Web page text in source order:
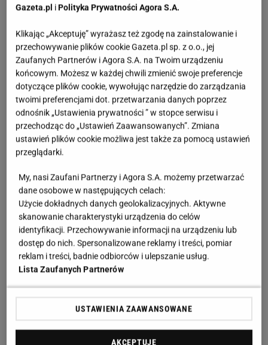
Gazeta.pl iPolityka Prywatności Agora S.A.
Klikając „Akceptuję” wyrażasz też zgodę na zainstalowanie i
przechowywanie plików cookie Gazeta.pl sp. z o.o., jej
Zaufanych Partnerów i Agora S.A. na Twoim urządzeniu
końcowym. Możesz w każdej chwili zmienić swoje preferencje
dotyczące plików cookie, wywołując narzędzie do zarządzania
twoimi preferencjami dot. przetwarzania danych poprzez
odnośnik „Ustawienia prywatności ” w stopce serwisu i
przechodząc do „Ustawień Zaawansowanych”. Zmiana
ustawień plików cookie możliwa jest także za pomocą ustawień
przeglądarki.
My, nasi Zaufani Partnerzy i Agora S.A. możemy przetwarzać
dane osobowe w następujących celach:
Użycie dokładnych danych geolokalizacyjnych. Aktywne
skanowanie charakterystyki urządzenia do celów
identyfikacji. Przechowywanie informacji na urządzeniu lub
dostęp do nich. Spersonalizowane reklamy i treści, pomiar
reklam i treści, badnie odbiorców i ulepszanie usług.
Lista Zaufanych Partnerów
USTAWIENIA ZAAWANSOWANE
AKCEPTUJĘ